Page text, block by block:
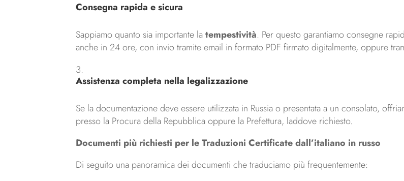
Consegna rapida e sicura
Sappiamo quanto sia importante latempestività. Per questo garantiamo consegne
anche in 24 ore, con invio tramite email in formato PDF firmato digitalmente, oppure
Assistenza completa nella legalizzazione
Se la documentazione deve essere utilizzata in Russia o presentata a un consolato,
presso la Procura della Repubblica oppure la Prefettura, laddove richiesto.
Documenti più richiesti per le Traduzioni Certificate dall’italiano in russo
Di seguito una panoramica dei documenti che traduciamo più frequentemente: